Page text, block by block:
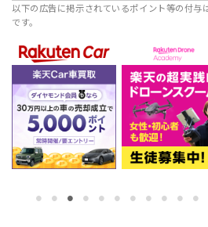
以下の広告に掲示されているポイント等の付与
です。
楽天不動産 楽天Car